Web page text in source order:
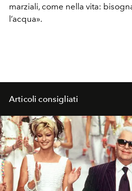
marziali, come nella vita:
l’acqua».
Articoli consigliati